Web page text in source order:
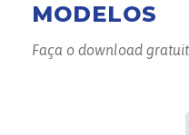
MODELOS
Faça o download